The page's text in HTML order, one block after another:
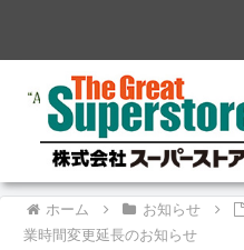
ホーム お知らせ
業時間変更延長のお知らせ